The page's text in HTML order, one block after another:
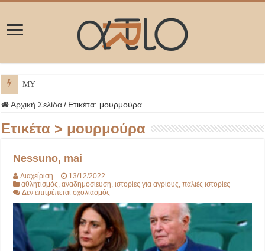
ΜΥΚΟΝΟΣ
Αρχική Σελίδα / Ετικέτα: μουρμούρα
Ετικέτα > μουρμούρα
Nessuno, mai
Διαχείριση
13/12/2022
αθλητισμός ,αναδημοσίευση ,ιστορίες για αγρίους ,παλιές ιστορίες
Δεν επιτρέπεται σχολιασμός
mai